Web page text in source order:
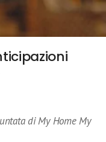
di My Home My